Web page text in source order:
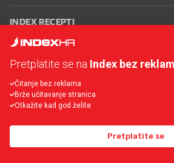
INDEX RECEPTI
Oglašavanje Zaposli se na Indexu
korištenja
Postavke kolačića
Pretplatite se na Index bez
Čitanje bez reklama
Brže učitavanje stranica
Otkažite kad god želite
Pretplatite se